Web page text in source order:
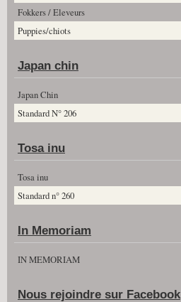
Fokkers / Eleveurs
Puppies/chiots
Japan chin
Japan Chin
Standard N° 206
Tosa inu
Tosa inu
Standard n° 260
In Memoriam
IN MEMORIAM
Nous rejoindre sur Facebook